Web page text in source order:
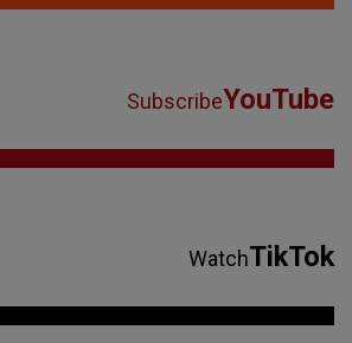
SubscribeYouTube
WatchTikTok